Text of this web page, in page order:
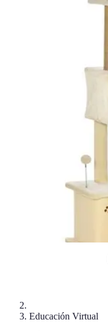
Conocimiento Virtual
Educación Virtual